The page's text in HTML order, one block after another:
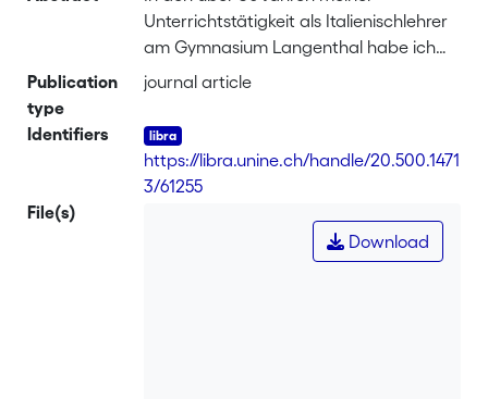
Unterrichtstätigkeit als Italienischlehrer
am Gymnasium Langenthal habe ich
dank der Unterstützung der
motivierten Schülergruppen viele
sprach- und kontaktfördernde kulturelle
Projekte verwirklichen können, wie z. B.
Begegnungswochen im Tessin,
Graubünden, Piemont und im
Publication
type
journal article
Identifiers
https://libra.unine.ch/handle/20.500.1471
3/61255
File(s)
Download